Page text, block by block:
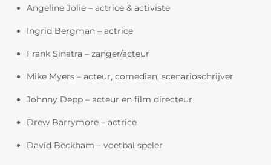
Angeline Jolie – actrice & activiste
Ingrid Bergman – actrice
Frank Sinatra – zanger/acteur
Mike Myers – acteur, comedian, scenarioschrijver
Johnny Depp – acteur en film directeur
Drew Barrymore – actrice
David Beckham – voetbal speler